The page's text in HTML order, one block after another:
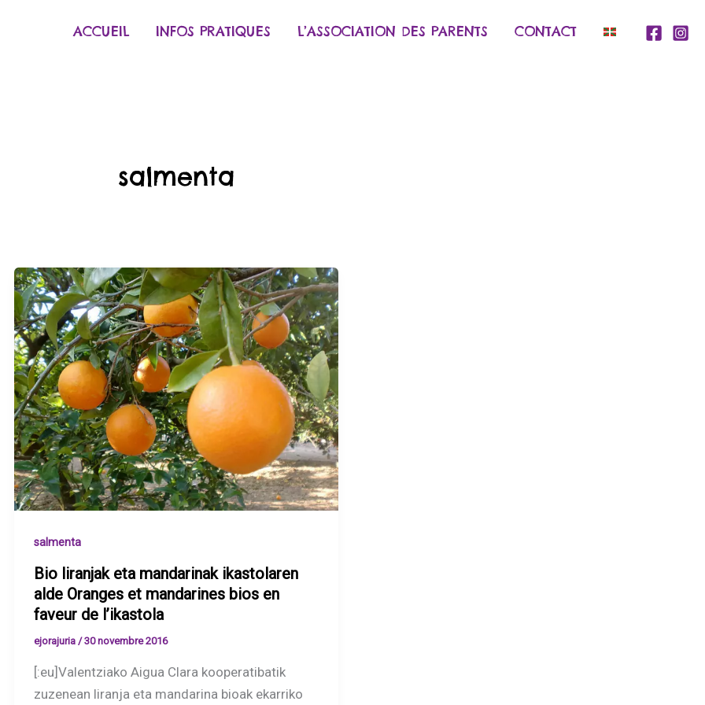
ACCUEIL INFOS PRATIQUES L’ASSOCIATION DES PARENTS CONTACT
salmenta
salmenta
Bio liranjak eta mandarinak ikastolaren
alde Oranges et mandarines bios en
faveur de l’ikastola
ejorajuria/30 novembre 2016
[:eu]Valentziako Aigua Clara kooperatibatik
zuzenean liranja eta mandarina bioak ekarriko